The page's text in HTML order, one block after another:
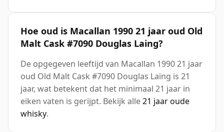
Hoe oud is Macallan 1990 21 jaar oud Old
Malt Cask #7090 Douglas Laing?
De opgegeven leeftijd van Macallan 1990 21 jaar
oud Old Malt Cask #7090 Douglas Laing is 21
jaar, wat betekent dat het minimaal 21 jaar in
eiken vaten is gerijpt. Bekijk alle21 jaar oude
whisky.